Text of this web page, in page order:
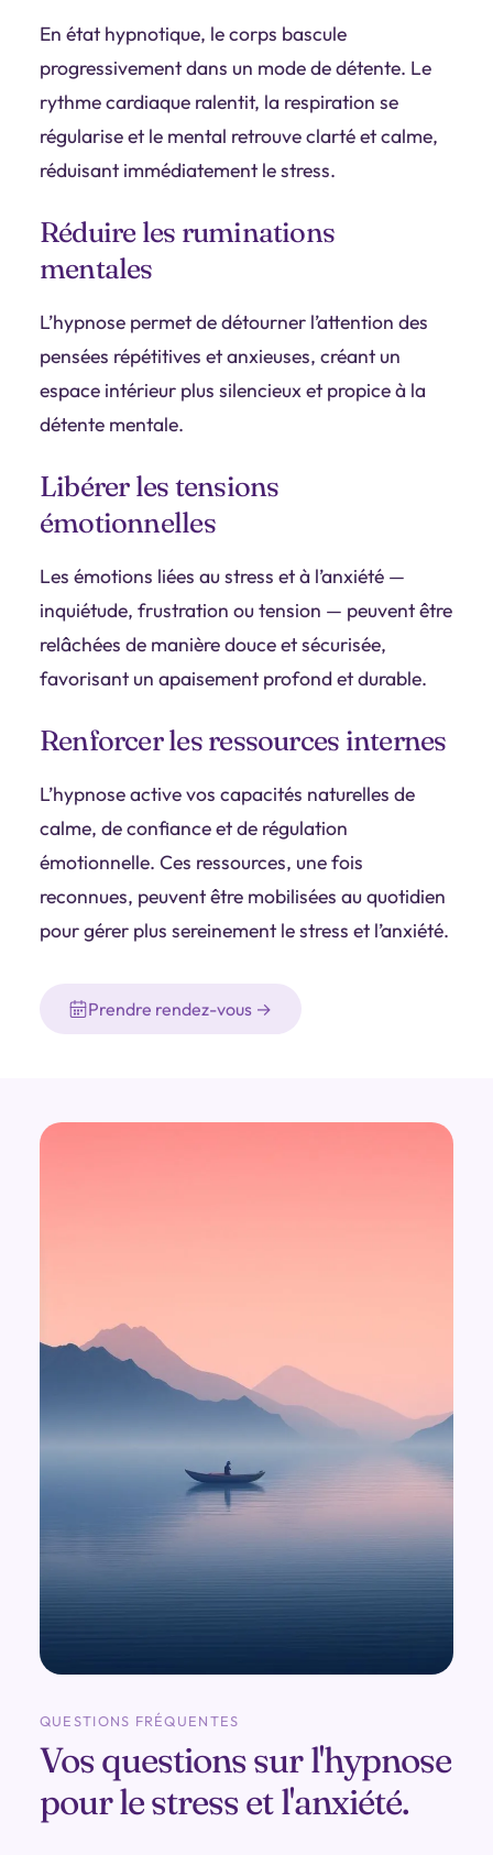
En état hypnotique, le corps bascule
progressivement dans un mode de détente. Le
rythme cardiaque ralentit, la respiration se
régularise et le mental retrouve clarté et calme,
réduisant immédiatement le stress.
Réduire les ruminations
mentales
L’hypnose permet de détourner l’attention des
pensées répétitives et anxieuses, créant un
espace intérieur plus silencieux et propice à la
détente mentale.
Libérer les tensions
émotionnelles
Les émotions liées au stress et à l’anxiété —
inquiétude, frustration ou tension — peuvent être
relâchées de manière douce et sécurisée,
favorisant un apaisement profond et durable.
Renforcer les ressources internes
L’hypnose active vos capacités naturelles de
calme, de confiance et de régulation
émotionnelle. Ces ressources, une fois
reconnues, peuvent être mobilisées au quotidien
pour gérer plus sereinement le stress et l’anxiété.
Prendre rendez-vous →
QUESTIONS FRÉQUENTES
Vos questions sur l'hypnose
pour le stress et l'anxiété.